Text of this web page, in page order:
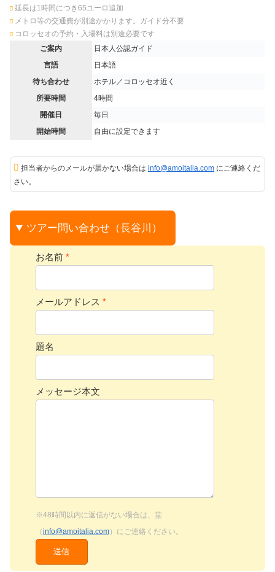
延長は1時間につき65ユーロ追加
メトロ等の交通費が別途かかります。ガイド分不要
コロッセオの予約・入場料は別途必要です
ご案内
日本人公認ガイド
言語
日本語
待ち合わせ
ホテル／コロッセオ近く
所要時間
4時間
開催日
毎日
開始時間
自由に設定できます
担当者からのメールが届かない場合は info@amoitalia.com にご連絡くだ
さい。
ツアー問い合わせ（長谷川）
お名前 *
メールアドレス *
題名
メッセージ本文
※48時間以内に返信がない場合は、堂
（info@amoitalia.com）にご連絡ください。